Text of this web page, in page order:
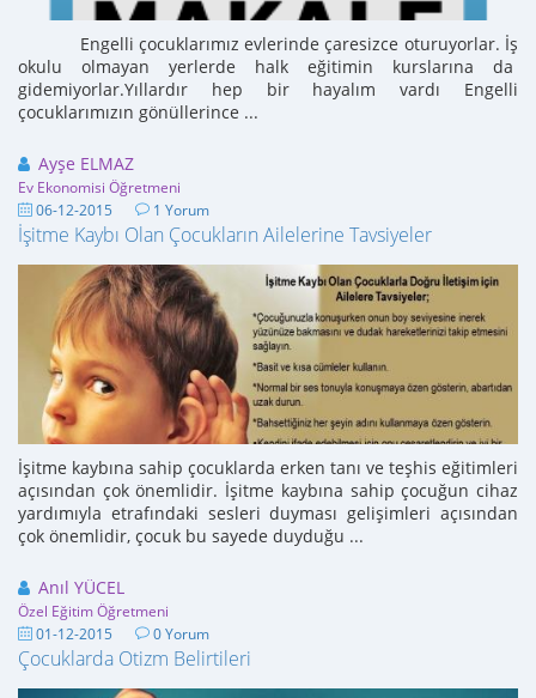
Engelli çocuklarımız evlerinde çaresizce oturuyorlar. İş
okulu olmayan yerlerde halk eğitimin kurslarına da
gidemiyorlar.Yıllardır hep bir hayalım vardı Engelli
çocuklarımızın gönüllerince ...
Ayşe ELMAZ
Ev Ekonomisi Öğretmeni
06-12-2015 1 Yorum
İşitme Kaybı Olan Çocukların Ailelerine Tavsiyeler
İşitme kaybına sahip çocuklarda erken tanı ve teşhis eğitimleri
açısından çok önemlidir. İşitme kaybına sahip çocuğun cihaz
yardımıyla etrafındaki sesleri duyması gelişimleri açısından
çok önemlidir, çocuk bu sayede duyduğu ...
Anıl YÜCEL
Özel Eğitim Öğretmeni
01-12-2015 0 Yorum
Çocuklarda Otizm Belirtileri